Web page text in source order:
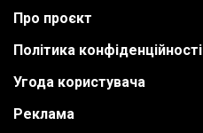
Про проєкт
Політика конфіденційності
Угода користувача
Реклама